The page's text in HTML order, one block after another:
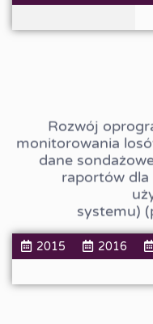
Rozwój
monitorowania
dane
raportów dla
systemu)
2015 2016